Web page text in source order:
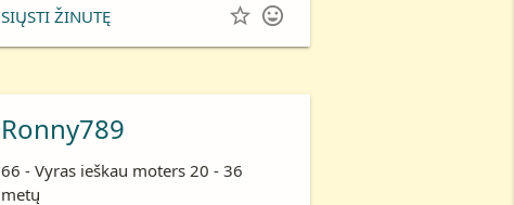
SIŲSTI ŽINUTĘ  
Ronny789
66 - Vyras ieškau moters 20 - 36
metų